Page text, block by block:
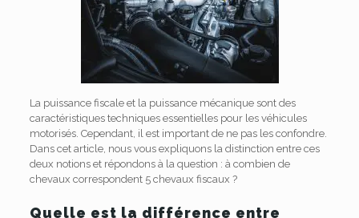
La puissance fiscale et la puissance mécanique sont des
caractéristiques techniques essentielles pour les véhicules
motorisés. Cependant, il est important de ne pas les confondre.
Dans cet article, nous vous expliquons la distinction entre ces
deux notions et répondons à la question : à combien de
chevaux correspondent 5 chevaux fiscaux ?
Quelle est la différence entre